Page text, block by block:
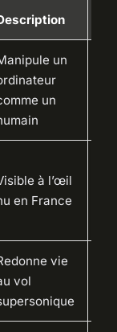
un
un
à l’œil
en France
vie
vol